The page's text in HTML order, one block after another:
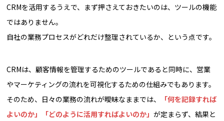
CRMを活用するうえで、まず押さえておきたいのは、ツールの機能
ではありません。
自社の業務プロセスがどれだけ整理されているか、という点です。
CRMは、顧客情報を管理するためのツールであると同時に、営業
やマーケティングの流れを可視化するための仕組みでもあります。
そのため、日々の業務の流れが曖昧なままでは、
「何を記録すれば
よいのか」「どのように活用すればよいのか」が定まらず、結果と